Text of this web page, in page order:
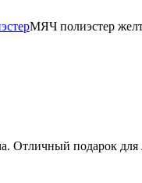
МЯЧ полиэстер
Отличный подарок для